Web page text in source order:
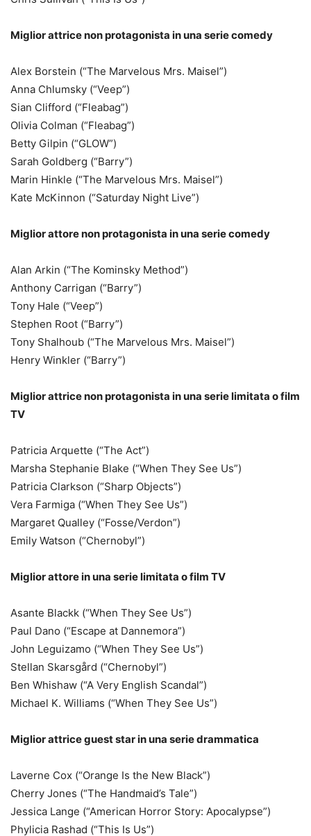
Miglior attrice non protagonista in una serie comedy
Alex Borstein (“The Marvelous Mrs. Maisel”)
Anna Chlumsky (“Veep”)
Sian Clifford (“Fleabag”)
Olivia Colman (“Fleabag”)
Betty Gilpin (“GLOW”)
Sarah Goldberg (“Barry”)
Marin Hinkle (“The Marvelous Mrs. Maisel”)
Kate McKinnon (“Saturday Night Live”)
Miglior attore non protagonista in una serie comedy
Alan Arkin (“The Kominsky Method”)
Anthony Carrigan (“Barry”)
Tony Hale (“Veep”)
Stephen Root (“Barry”)
Tony Shalhoub (“The Marvelous Mrs. Maisel”)
Henry Winkler (“Barry”)
Miglior attrice non protagonista in una serie limitata o film
TV
Patricia Arquette (“The Act”)
Marsha Stephanie Blake (“When They See Us”)
Patricia Clarkson (“Sharp Objects”)
Vera Farmiga (“When They See Us”)
Margaret Qualley (“Fosse/Verdon”)
Emily Watson (“Chernobyl”)
Miglior attore in una serie limitata o film TV
Asante Blackk (“When They See Us”)
Paul Dano (“Escape at Dannemora”)
John Leguizamo (“When They See Us”)
Stellan Skarsgård (“Chernobyl”)
Ben Whishaw (“A Very English Scandal”)
Michael K. Williams (“When They See Us”)
Miglior attrice guest star in una serie drammatica
Laverne Cox (“Orange Is the New Black”)
Cherry Jones (“The Handmaid’s Tale”)
Jessica Lange (“American Horror Story: Apocalypse”)
Phylicia Rashad (“This Is Us”)